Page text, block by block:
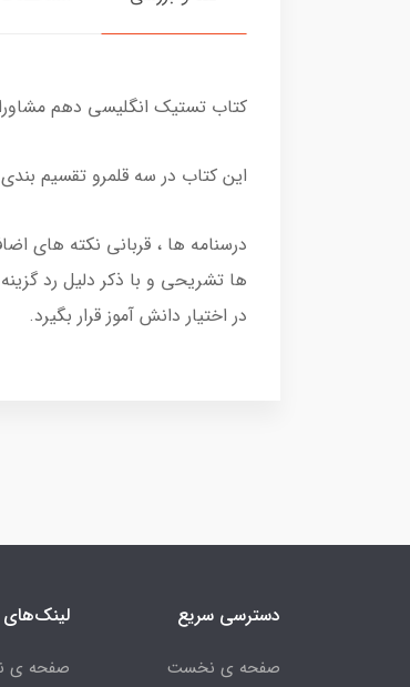
کتاب تستیک انگلیسی دهم مشاوران آموزش
این کتاب در سه قلمرو تقسیم
درسنامه ها ، قربانی نکته
ها تشریحی و با ذکر دلیل رد
در اختیار دانش آموز قرار بگیرد.
دسترسی سریع
صفحه ی نخست
لینک‌های
صفحه ی